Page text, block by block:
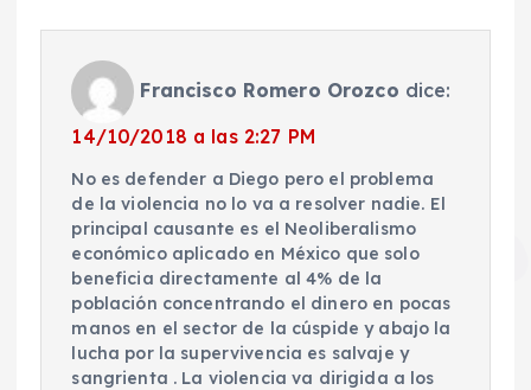
Francisco Romero Orozco dice:
14/10/2018 a las 2:27 PM
No es defender a Diego pero el problema
de la violencia no lo va a resolver nadie. El
principal causante es el Neoliberalismo
económico aplicado en México que solo
beneficia directamente al 4% de la
población concentrando el dinero en pocas
manos en el sector de la cúspide y abajo la
lucha por la supervivencia es salvaje y
sangrienta . La violencia va dirigida a los